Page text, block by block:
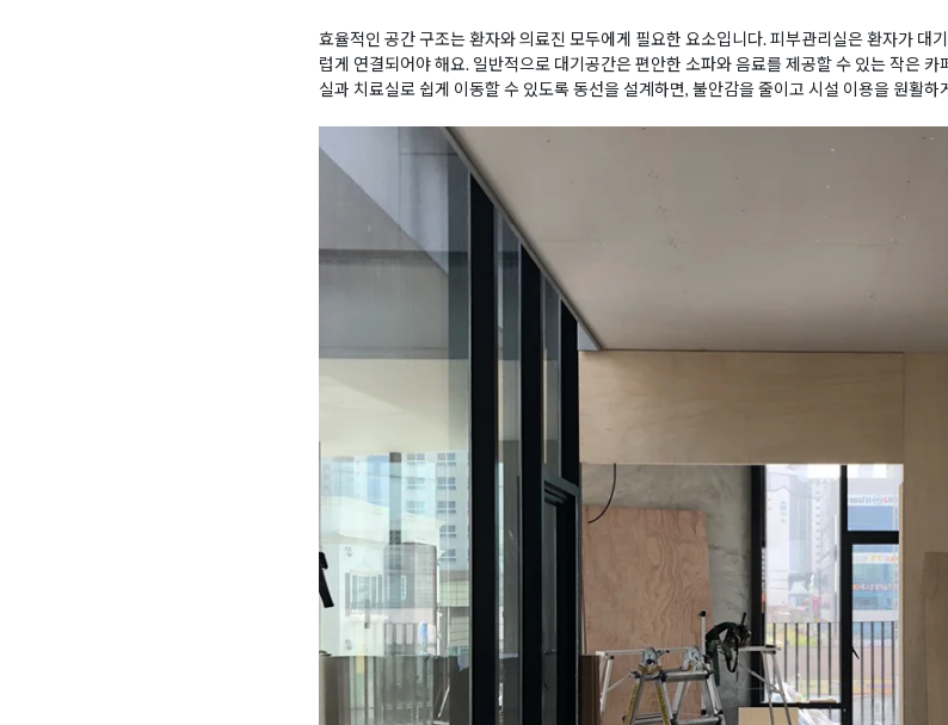
효율적인 공간 구조는 환자와 의료진 모두에게 필요한 요소입니다. 피부관리실은 환자가 대
럽게 연결되어야 해요. 일반적으로 대기공간은 편안한 소파와 음료를 제공할 수 있는 작은
실과 치료실로 쉽게 이동할 수 있도록 동선을 설계하면, 불안감을 줄이고 시설 이용을 원활하